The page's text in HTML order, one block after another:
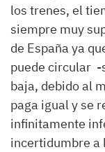
los trenes, el
siempre muy
de España ya
puede circular -
baja, debido al
paga igual y se
infinitamente
incertidumbre a